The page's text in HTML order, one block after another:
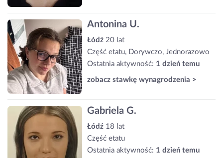
Antonina U.
Łódź 20 lat
Część etatu, Dorywczo, Jednorazowo
Ostatnia aktywność: 1 dzień temu
zobacz stawkę wynagrodzenia >
Gabriela G.
Łódź 18 lat
Część etatu
Ostatnia aktywność: 1 dzień temu